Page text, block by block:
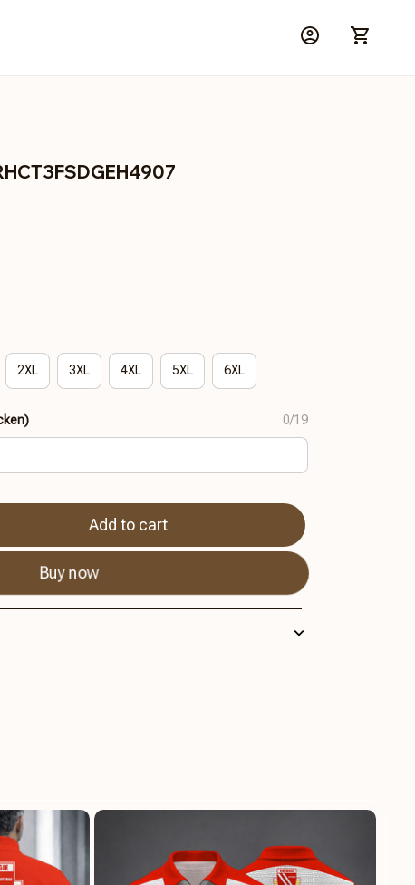
2XL 3XL 4XL 5XL 6XL
0/19
Add to cart
Buy now